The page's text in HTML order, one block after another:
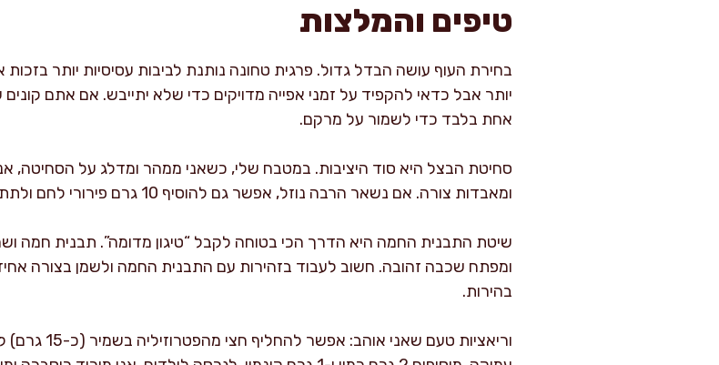
טיפים והמלצות
בחירת העוף עושה הבדל גדול. פרגית טחונה נותנת לביבות עסיסיות יותר בזכות
יותר אבל כדאי להקפיד על זמני אפייה מדויקים כדי שלא יתייבש. אם אתם
אחת בלבד כדי לשמור על מרקם.
סחיטת הבצל היא סוד היציבות. במטבח שלי, כשאני ממהר ומדלג על הסחיטה,
ומאבדות צורה. אם נשאר הרבה נוזל, אפשר גם להוסיף 10 גרם פירורי לחם ולתת עוד 3 דק' מנוחה לפני עיצוב.
שיטת התבנית החמה היא הדרך הכי בטוחה לקבל “טיגון מדומה”. תבנית חמה
ומפתח שכבה זהובה. חשוב לעבוד בזהירות עם התבנית החמה ולשמן בצורה
בהירות.
וריאציות טעם